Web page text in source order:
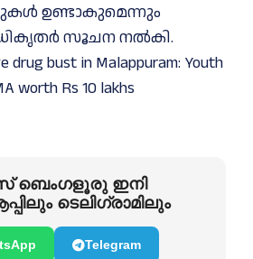
ഉണ്ടാകുമെന്നും
സൂചന നൽകി.
drug bust in Malappuram: Youth
worth Rs 10 lakhs
ബെംഗളൂരു ഇനി
ടെലിഗ്രാമിലും
Telegram